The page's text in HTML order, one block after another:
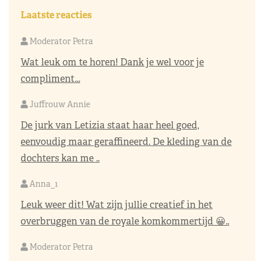
Laatste reacties
Moderator Petra
Wat leuk om te horen! Dank je wel voor je
compliment...
Juffrouw Annie
De jurk van Letizia staat haar heel goed,
eenvoudig maar geraffineerd. De kleding van de
dochters kan me ..
Anna_1
Leuk weer dit! Wat zijn jullie creatief in het
overbruggen van de royale komkommertijd 😀..
Moderator Petra